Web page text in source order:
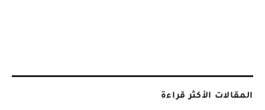
المقالات الأكثر قراءة